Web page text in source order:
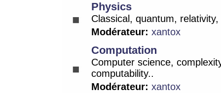
Physics
Classical, quantum,
Modérateur: xantox
Computation
Computer science,
computability..
Modérateur: xantox